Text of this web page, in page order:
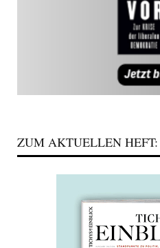
ZUM AKTUELLEN HEFT: